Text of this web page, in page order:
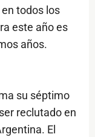
todos los
este año es
años.
su séptimo
reclutado en
El